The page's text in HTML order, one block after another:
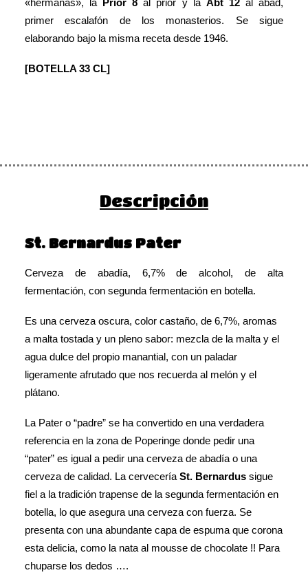
«hermanas», la Prior 8 al prior y la Abt 12al abad,
primer escalafón de los monasterios. Se sigue
elaborando bajo la misma receta desde 1946.
[BOTELLA 33 CL]
Descripción
St. Bernardus Pater
Cerveza de abadía, 6,7% de alcohol, de alta
fermentación, con segunda fermentación en botella.
Es una cerveza oscura, color castaño, de 6,7%, aromas
a malta tostada y un pleno sabor: mezcla de la malta y el
agua dulce del propio manantial, con un paladar
ligeramente afrutado que nos recuerda al melón y el
plátano.
La Pater o “padre” se ha convertido en una verdadera
referencia en la zona de Poperinge donde pedir una
“pater” es igual a pedir una cerveza de abadía o una
cerveza de calidad. La cervecería St. Bernardus sigue
fiel a la tradición trapense de la segunda fermentación en
botella, lo que asegura una cerveza con fuerza. Se
presenta con una abundante capa de espuma que corona
esta delicia, como la nata al mousse de chocolate !! Para
chuparse los dedos ….